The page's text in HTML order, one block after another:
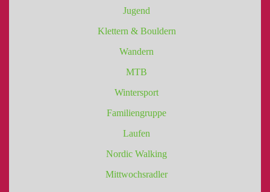
Jugend
Klettern & Bouldern
Wandern
MTB
Wintersport
Familiengruppe
Laufen
Nordic Walking
Mittwochsradler